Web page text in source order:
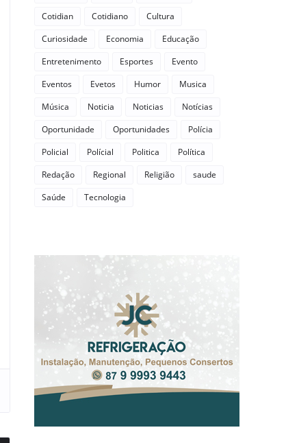
Cotidian
Cotidiano
Cultura
Curiosidade
Economia
Educação
Entretenimento
Esportes
Evento
Eventos
Evetos Humor
Musica
Música
Noticia Noticias
Notícias
Oportunidade
Oportunidades
Polícia
Policial
Polícial Politica
Política
Redação
Regional Religião
saude
Saúde
Tecnologia